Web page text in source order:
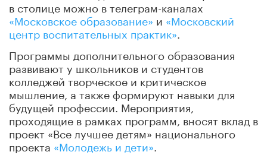
в столице можно в телеграм-каналах
«Московское образование» и «Московский
центр воспитательных практик»
Программы дополнительного образования
развивают у школьников и студентов
колледжей творческое и критическое
мышление, а также формируют навыки для
будущей профессии. Мероприятия,
проходящие в рамках программ, вносят вклад в
проект «Все лучшее детям» национального
проекта «Молодежь и дети»